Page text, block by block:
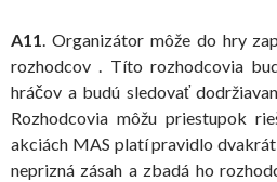
A11. Organizátor môže do hry
rozhodcov . Títo rozhodcovia
hráčov a budú sledovať
Rozhodcovia môžu priestupok
akciách MAS platí pravidlo
neprizná zásah a zbadá ho